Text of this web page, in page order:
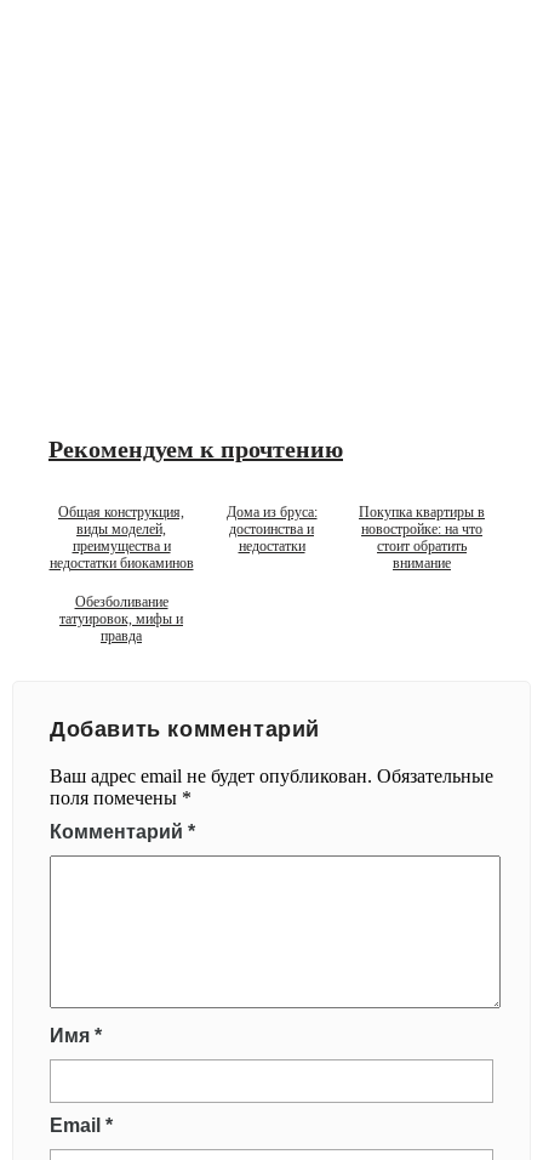
Рекомендуем к прочтению
Общая конструкция,
виды моделей,
преимущества и
недостатки биокаминов
Дома из бруса:
достоинства и
недостатки
Покупка квартиры в
новостройке: на что
стоит обратить
внимание
Обезболивание
татуировок, мифы и
правда
Добавить комментарий
Ваш адрес email не будет опубликован. Обязательные
поля помечены *
Комментарий *
Имя *
Email *